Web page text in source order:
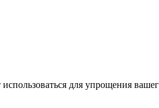
для упрощения